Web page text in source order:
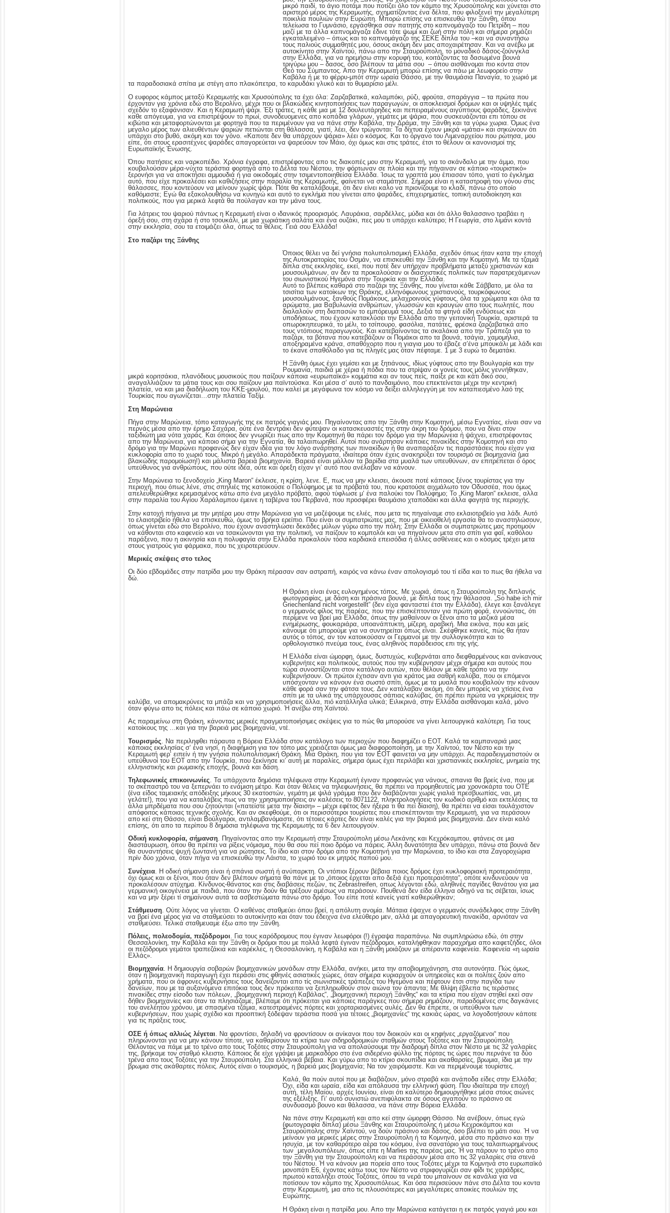
μικρό παιδί, το άγιο ποτάμι που ποτίζει όλο τον κάμπο της Χρυσούπολης και χύνεται στο
αριστερό μέρος της Κεραμωτής, σχηματίζοντας ένα δέλτα, που φιλοξενεί την μεγαλύτερη
ποικιλία πουλιών στην Ευρώπη. Μπορώ επίσης να επισκευθώ την Ξάνθη, όπου
τελείωσα το Γυμνάσιο, εργάσθηκα σαν πατητής στο καπνομάγαζο του Πετρίδη – που
μαζί με τα άλλα καπνομάγαζα έδινε τότε ψωμί και ζωή στην πόλη και σήμερα ρημάζει
εγκαταλειμένο – όπως και το καπνομάγαζο της ΣΕΚΕ δίπλα του –και να συναντήσω
τους παλιούς συμμαθητές μου, όσους ακόμη δεν μας αποχαιρέτησαν. Και να ανέβω με
αυτοκίνητο στην Χαϊντού, πάνω απο την Σταυρούπολη, το μοναδικό δάσος-ζούνγκλα
στην Ελλάδα, για να ηρεμήσω στην κορυφή του, κοιτάζοντας τα δασωμένα βουνά
τριγύρω μου – δασος, όσο βλέπουν τα μάτια σου – όπου αισθάνομαι πιο κοντα στον
Θεό του Σύμπαντος. Απο την Κεραμωτή μπορώ επίσης να πάω με λεωφορείο στην
Καβάλα ή με το φέρρυ-μπότ στην ωραία Θάσσο, με την θαυμάσια Παναγία, το χωριό με
τα παραδοσιακά σπίτια με στέγη απο πλακόπετρα, το καρυδάκι γλυκό και το θυμαρίσιο μέλι.
Ο ευφορος κάμπος μεταξύ Κεραμωτής και Χρυσούπολης τα έχει όλα: Ζαρζαβατικά, καλαμπόκι, ρύζι, φρούτα, σπαράγγια – τα πρώτα που
έρχονταν για χρόνια εδώ στο Βερολίνο, μέχρι που οι βλακώδεις κινητοποιήσεις των παραγωγών, οι αποκλεισμοί δρόμων και οι υψηλές τιμές
σχεδόν το εξαφάνισαν. Και η Κεραμωτή ψάρι. Έξι τράτες, η κάθε μια με 12 δουλευτάρηδες και πεπειραμένους αιγύπτιους ψαράδες, ξεκινάνε
καθε απόγευμα, για να επιστρέψουν το πρωί, συνοδευομενες απο κοπάδια γλάρων, γεμάτες με ψάρια, που συσκευάζονται επι τόπου σε
κιβώτια και μεταφορτώνονται με φορτηγά που τα περιμένουν για να πάνε στην Καβάλα, την Δράμα, την Ξάνθη και τα γύρω χωρια. Όμως ένα
μεγαλο μέρος των αλιευθέντων ψαριών πετιώνται στη θάλασσα, γιατί, λέει, δεν τρώγονται: Τα δίχτυα έχουν μικρά «μάτια» και σηκώνουν ότι
υπάρχει στο βυθό, ακόμη και τον γόνο. «Καποτε δεν θα υπάρχουν ψάρια» λέει ο κόσμος. Και το όργανο του Λιμεναρχείου που ρώτησα, μου
είπε, ότι στους ερασιτέχνες ψαράδες απαγορεύεται να ψαρεύουν τον Μάιο, όχι όμως και στις τράτες, έτσι το θέλουν οι κανονισμοί της
Ευρωπαϊκής Ένωσης.
Όπου πατήσεις και ναρκοπέδιο. Χρόνια έγραφα, επιστρέφοντας απο τις διακοπές μου στην Κεραμωτή, για το σκάνδαλο με την άμμο, που
κουβαλούσαν μέρα-νύχτα τεράστια φορτηγά απο το Δέλτα του Νέστου, την φόρτωναν σε πλοία και την πήγαιναν σε κάποιο «τουριστικό»
ξερονήσι για να αποκτήσει αμμουδιά ή για οικοδομές στην τσιμεντοποιηθείσα Ελλάδα. Ίσως τα γραπτά μου έπιασαν τόπο, γιατί το έγκλημα
αυτό, που είχε προκαλέσει και καθιζήσεις στην παραλία της Κεραμωτής, φαίνεται να σταμάτησε. Σήμερα είναι η καταστροφή του γόνου στις
θάλασσες, που κοντεύουν να μείνουν χωρίς ψάρι. Πότε θα καταλάβουμε, ότι δεν είνει καλο να πριονίζουμε το κλαδί, πάνω στο οποίο
καθόμαστε; Εγώ θα εξακολουθήσω να κυνηγώ και αυτό το εγκλήμα που γίνεται απο ψαράδες, επιχειρηματίες, τοπική αυτοδιοίκηση και
πολιτικούς, που για μερικά λεφτά θα πούλαγαν και την μάνα τους.
Για λάτρεις του ψαριού πάντως η Κεραμωτή είναι ο ιδανικός προορισμός. Λαυράκια, σαρδέλλες, μύδια και ότι άλλο θαλασσινο τραβάει η
όρεξή σου, στη σχάρα ή στο τσουκάλι, με μια χωριάτικη σαλάτα και ένα ουζάκι, πες μου τι υπάρχει καλύτερο; Η Γεωργία, στο λιμάνι κοντά
στην εκκλησία, σου τα ετοιμάζει όλα, όπως τα θέλεις. Γειά σου Ελλάδα!
Στο παζάρι της Ξάνθης
Όποιος θέλει να δεί γνήσια πολυπολιτισμική Ελλάδα, σχεδόν όπως ήταν κατα την εποχή
της Αυτοκρατορίας του Οσμάν, να επισκευθεί την Ξάνθη και την Κομοτηνή. Με τα τζαμιά
δίπλα στις εκκλησίες, εκεί, που ποτέ δεν υπήρχαν προβλήματα μεταξύ χριστιανών και
μουσουλμάνων, αν δεν τα προκαλούσαν οι διασχιστικές πολιτικές των παρατρεχάμενων
του σιωνιστικού Ηγεμόνα στην Τουρκία και την Ελλάδα.
Αυτό το βλέπεις καθαρά στο παζάρι της Ξάνθης, που γίνεται κάθε Σάββατο, με όλα τα
τσισίτια των κατοίκων της Θράκης, ελληνόφωνους χριστιανούς, τουρκόφωνους
μουσουλμάνους, ξανθούς Πομάκους, μελαχροινούς γύφτους, όλα τα χρώματα και όλα τα
αρώματα, μια Βαβυλωνία ανθρώπων, γλωσσών και κραυγών απο τους πωλητές, που
διαλαλούν στη διαπασών το εμπόρευμά τους. Δεξιά τα φτηνά είδη ενδύσεως και
υποδήσεως, που έχουν κατακλύσει την Ελλάδα απο την γειτονική Τουρκία, αριστερά τα
οπωροκηπευρικά, το μέλι, το τσίπουρο, φασόλια, πατάτες, φρέσκα ζαρζαβατικά απο
τους ντόπιους παραγωγούς. Και κατεβαίνοντας τα σκαλάκια απο την Τράπεζα για το
παζάρι, τα βότανα που κατεβάζουν οι Πομάκοι απο τα βουνά, τσάγια, χαμομήλια,
αποξηραμένα κράνα, σπαθόχορτο που η γιαγια μου το έβαζε σ’ένα μπουκάλι με λάδι και
το έκανε σπαθόλαδο για τις πληγές μας όταν πέφταμε. 1 με 3 ευρώ το δεματάκι.
Η Ξάνθη όμως έχει γεμίσει και με ξητιάνους, ιδίως γύφτους απο την Βουλγαρία και την
Ρουμανία, παιδιά με χέρια ή πόδια που τα στρίψαν οι γονείς τους μόλις γεννήθηκαν,
μικρά κοριτσάκια, πλανόδιους μουσικούς που παίζουν κάποια «ευρωπαϊκά» κομμάτια και αν τους πείς, παίξε ρε και κάτι δικό σου,
αναγαλλιάζουν τα μάτια τους και σου παίζουν μια παϊντούσκα. Και μέσα σ’ αυτό το πανδαιμόνιο, που επεκτείνεται μέχρι την κεντρική
πλατεία, να και μια διαδήλωση του ΚΚΕ-μουλού, που καλεί με μεγάφωνα τον κόσμο να δείξει αλληλεγγύη με τον καταπιεσμένο λαό της
Τουρκίας που αγωνίζεται…στην πλατεία Ταξίμ.
Στη Μαρώνεια
Πήγα στην Μαρώνεια, τόπο καταγωγής της εκ πατρός γιαγιάς μου. Πηγαίνοντας απο την Ξάνθη στην Κομοτηνή, μέσω Εγνατίας, είναι σαν να
περνάς μέσα απο την έρημο Σαχάρα, ούτε ένα δεντράκι δεν φύτεψαν οι κατασκευαστές της στην άκρη του δρόμου, που να δίνει στον
ταξιδιώτη μια νότα χαράς. Και όποιος δεν γνωρίζει πως απο την Κομοτηνή θα πάρει τον δρόμο για την Μαρώνεια ή ψάχνει, επιστρέφοντας
απο την Μαρώνεια, για κάποιο σήμα για την Εγνατία, θα ταλαιπωρηθεί. Αυτοί που ανάρτησαν κάποιες πινακίδες στην Κομοτηνή και στο
δρόμο για την Μαρώνει προφανώς δεν είχαν ιδέα για τον λόγο ανάρτησης των πινακίδων ή θα αναπαράξαν τις παραστάσεις που είχαν για
κυκλοφορία απο το χωριό τους. Μικρό ή μεγάλο. Απαράδεκτα πράγματα, ιδιαίτερα όταν έχεις ανακηρύξει τον τουρισμό σε βιομηχανία (μια
βλακώδης παρομοίωση!) και μάλιστα βαρειά βιομηχανία. Βαρειά είναι μάλλον τα βαρίδια στα μυαλά των υπευθύνων, αν επιτρέπεται ό όρος
υπεύθυνος για ανθρώπους, που ούτε ιδέα, ούτε και όρεξη είχαν γι’ αυτό που ανέλαβαν να κάνουν.
Στην Μαρώνεια το ξενοδοχείο „King Maron“ έκλεισε, η κρίση, λενε. Ε, πως να μην κλεισει, άκουσε ποτέ κάποιος ξένος τουρίστας για την
περιοχή, που όπως λένε, στις σπηλιές της κατοικούσε ο Πολύφημος με τα πρόβατά του, που κρατούσε αιχμάλωτο τον Οδυσσέα, που όμως
απελευθερώθηκε κρεμασμένος κάτω απο ένα μεγάλο πρόβατο, αφού τύφλωσε μ‘ ένα παλούκι τον Πολύφημο; Το „King Maron“ εκλεισε, αλλα
στην παραλία του Αγίου Χαράλαμπου έμεινε η ταβέρνα του Περβανά, που προσφέρει θαυμάσιο χταποδάκι και άλλα φαγητά της περιοχής.
Στην κατοχή πήγαινα με την μητέρα μου στην Μαρώνεια για να μαζέψουμε τις ελιές, που μετα τις πηγαίναμε στο εκλαιοτριβείο για λάδι. Αυτό
το ελαιοτριβείο ήθελα να επισκευθώ, όμως το βρήκα ερείπιο. Που είναι οι συμπατριώτες μας, που με οικειοθελή εργασία θα το αναστηλώσουν,
όπως γίνεται εδώ στο Βερολίνο, που έχουν αναστηλώσει δεκάδες μύλων γύρω απο την πόλη; Στην Ελλάδα οι συμπατριώτες μας προτιμούν
να κάθονται στο καφενείο και να τσακώνονται για την πολιτική, να παίζουν το κομπολόι και να πηγαίνουν μετα στο σπίτι για φαΐ, καθόλου
παράξενο, που η ακινησία και η πολυφαγία στην Ελλάδα προκαλούν τόσα καρδιακά επεισόδια ή άλλες ασθένειες και ο κόσμος τρέχει μετα
στους γιατρούς για φάρμακα, που τις χειροτερεύουν.
Μερικές σκέψεις στο τελος
Οι δύο εβδομάδες στην πατρίδα μου την Θράκη πέρασαν σαν αστραπή, καιρός να κάνω έναν απολογισμό του τί είδα και το πως θα ήθελα να
δώ.
Η Θράκη είναι ένας ευλογημένος τόπος. Με χωριά, όπως η Σταυρούπολη της διπλανής
φωτογραφίας, με δάση και πράσινα βουνά, με δίπλα τους την θάλασσα. „So habe ich mir
Griechenland nicht vorgestellt“ (δεν είχα φανταστεί έτσι την Ελλάδα), έλεγε και ξανάλεγε
ο γερμανός φίλος της παρέας, που την επισκέπτονταν για πρώτη φορά, εννοώντας, ότι
περίμενε να βρεί μια Ελλάδα, όπως την μαθαίνουν οι ξένοι απο τα μαζικά μέσα
ενημέρωσης, φουκαριάρα, υποανάπτυκτη, μίζερη, αραβική. Μια εικόνα, που και μείς
κάνουμε ότι μπορούμε για να συντηρείται όπως είναι. Σκέφθηκε κανείς, πώς θα ήταν
αυτός ο τόπος, αν τον κατοικούσαν οι Γερμανοί με την συλλογικότητα και το
ορθολογιστικό πνεύμα τους, ένας αληθινός παράδεισος επι της γής.
Η Ελλάδα είναι ώμορφη, όμως, δυστυχώς, κυβερνάται απο διεφθαρμένους και ανίκανους
κυβερνήτες και πολιτικούς, αυτούς που την κυβέρνησαν μέχρι σήμερα και αυτούς που
τώρα συνοστίζονται στον κατάλογο αυτών, που θέλουν με κάθε τρόπο να την
κυβερνήσουν. Οι πρώτοι έχτισαν αντι για κράτος μια σαθρή καλύβα, που οι επόμενοι
υπόσχονταν να κάνουν ένα σωστό σπίτι, όμως με τα μυαλά που κουβαλούν την κάνουν
κάθε φορά σαν την φάτσα τους. Δεν κατάλαβαν ακόμη, ότι δεν μπορείς να χτίσεις ένα
σπίτι με τα υλικά της υπάρχουσας σάπιας καλύβας, ότι πρέπει πρώτα να γκρεμίσεις την
καλύβα, να απομακρύνεις τα μπάζα και να χρησιμοποιήσεις άλλα, πιό κατάλληλα υλικά; Ειλικρινά, στην Ελλάδα αισθάνομαι καλά, μόνο
όταν φύγω απο τις πόλεις και πάω σε κάποιο χωριό. Ή ανέβω στη Χαϊντού.
Ας παραμείνω στη Θράκη, κάνοντας μερικές πραγματοποιήσιμες σκέψεις για το πώς θα μπορούσε να γίνει λειτουργικά καλύτερη. Για τους
κατοίκους της …και για την βαρειά μας βιομηχανία, ντέ.
Τουρισμός . Να περιληφθει πάραυτα η Βόρεια Ελλάδα στον κατάλογο των περιοχών που διαφημίζει ο ΕΟΤ. Καλά τα καμπαναριά μιας
κάποιας εκκλησίας σ‘ ένα νησί, η διαφήμιση για τον τόπο μας χρειάζεται όμως μια διαφοροποίηση, με την Χαϊντού, τον Νέστο και την
Κεραμωτή φερ‘ ειπείν ή την γνήσια πολυπολιτισμική Θράκη. Μια Θράκη, που για τον ΕΟΤ φαινεται να μην υπάρχει. Ας παραδειγματιστούν οι
υπεύθυνοί του ΕΟΤ απο την Τουρκία, που ξεκίνησε κι’ αυτή με παραλίες, σήμερα όμως έχει περιλάβει και χριστιανικές εκκλησίες, μνημεία της
ελληνιστικής και ρωμαικής εποχής, βουνά και δάση.
Τηλεφωνικές επικοινωνίες . Τα υπάρχοντα δημόσια τηλέφωνα στην Κεραμωτή έγιναν προφανώς για νάνους, σπανια θα βρείς ένα, που με
το σκέπαστρό του να ξεπερνάει το ενάμιση μέτρο. Και όταν θέλεις να τηλεφωνήσεις, θα πρέπει να προμηθευτείς μια χρονοκάρτα του ΟΤΕ
(ένα είδος ταμειακής απόδειξης μήκους 30 εκατοστών, γεμάτη με ψιλά γράμμα που δεν διαβάζονται χωρίς γιαλιά πρεσβυωπίας, ναι, μη
γελάτε!), που για να καταλάβεις πως να την χρησιμοποιήσεις αν καλέσεις το 8071122, πληκτρολογήσεις τον κωδικό αριθμό και εκτελέσεις τα
άλλα μπρδέματα που σου ζητούνται («πατείστε μετα την δίαιση» – μέχρι εφέτος δεν ήξερα τι θα πεί δίαιση), θα πρέπει να είσαι τουλάχιστον
απόφοιτος κάποιας τεχνικής σχολής. Και αν σκεφθούμε, ότι οι περισσότεροι τουρίστες που επισκέπτονται την Κεραμωτή, για να περάσουν
απο κεί στη Θάσσο, είναι Βούλγαροι, αντιλαμβανόμαστε, ότι τέτοιες κάρτες δεν είναι καλές για την βαρειά μας βιομηχανία. Δεν είναι καλό
επίσης, ότι απο τα περίπου 8 δημόσια τηλέφωνα της Κεραμωτής τα 6 δεν λειτουργούν.
Οδική κυκλοφορία, σήμανση. Πηγαίνοντας απο την Κεραμωτή στην Σταυρούπολη μέσω Λεκάνης και Κεχρόκαμπου, φτάνεις σε μια
διαστάυρωση, όπου θα πρέπει να ρίξεις νόμισμα, που θα σου πεί ποιο δρόμο να πάρεις. Άλλη δυνατότητα δεν υπάρχει, πάνω στα βουνά δεν
θα συναντήσεις ψυχή ζωντανή για να ρώτησεις. Το ίδιο και στον δρόμο απο την Κομοτηνή για την Μαρώνεια, το ίδιο και στα Ζαγοροχώρια
πρίν δύο χρόνια, όταν πήγα να επισκευθώ την Λάιστα, το χωριό του εκ μητρός παπού μου.
Συνέχεια . Η οδική σήμανση είναι ή σπάνια σωστή ή ανύπαρκτη. Οι ντόπιοι ξέρουν βέβαια ποιος δρόμος έχει κυκλοφοριακή προτεραιότητα,
όχι όμως και οι ξένοι, που όταν δεν βλέπουν σήματα θα πάνε με το „όποιος έρχεται απο δεξιά έχει προτεραιότητα“, οπότε κινδυνεύουν να
προκαλέσουν ατύχημα. Κίνδυνος-θάνατος και στις διαβάσεις πεζών, τις Zebrastreifen, οπως λέγονται εδώ, αληθινές παγίδες θανάτου για μια
γερμανική οικογένεια με παιδιά, που όταν την δούν θα τρέξουν αμέσως να περάσουν. Πουθενά δεν είδα έλληνα οδηγό να τις σέβεται, ίσως
και να μην ξέρει τί σημαίνουν αυτά τα ασβεστώματα πάνω στο δρόμο. Του είπε ποτέ κανείς γιατί καθιερώθηκαν;
Στάθμευση . Ούτε λόγος να γίνεται. Ο καθένας σταθμεύει όπου βρεί, η απόλυτη ανομία. Μάταια έψαχνε ο γερμανός συνάδελφος στην Ξάνθη
να βρεί ένα μέρος για να σταθμεύσει το αυτοκίνητο και όταν του έδειχνα ένα ελεύθερο μεν, αλλά με απαγορευτική πινακίδα, αρνιόταν να
σταθμεύσει. Τελικά σταθμευαμε έξω απο την Ξάνθη.
Πόλεις, πολεοδομία, πεζόδρομοι. Για τους καρόδρομους που έγιναν λεωφόροι (!) έγραψα παραπάνω. Να συμπληρώσω εδώ, ότι στην
Θεσσαλονίκη, την Καβάλα και την Ξάνθη οι δρόμοι που με πολλά λεφτά έγιναν πεζόδρομοι, καταλήφθηκαν παραχρήμα απο καφετζήδες, όλοι
οι πεζόδρομοι γεμάτοι τραπεζάκια και καρέκλες, η Θεσσαλονίκη, η Καβάλα και η Ξάνθη μοιάζουν με απέραντα καφενεία. Καφενεία «η ωραία
Ελλάς».
Βιομηχανία. Η δημιουργία σοβαρών βιομηχανικών μονάδων στην Ελλάδα, ανήκει, μετα την αποβιομηχάνηση, στα αυτονόητα. Πώς όμως,
όταν η βιομηχανική παραγωγή έχει περάσει στις φθηνές ασιατικές χώρες, όταν σήμερα κυριαρχούν οι υπηρεσίες και οι πολίτες ζούν απο
χρήματα, που οι άφρονες κυβερνήσεις τους δανείζονται απο τίς σιωνιστικές τράπεζες του Ηγεμόνα και πέφτουν έτσι στην παγίδα των
δανείων, που με τα αυξανόμενα επιτόκια τους δεν πρόκειται να ξεπληρωθούν στον αιώνα τον άπαντα; Με θλίψη έβλεπα τις τεράστιες
πινακίδες στην είσοδο των πόλεων, „βιομηχανική περιοχή Καβάλας“, „βιομηχανική περιοχή Ξάνθης“ και τα κτίρια που είχαν στηθεί εκεί σαν
δήθεν βιομηχανίες και όταν τα πλησιάζαμε, βλέπαμε ότι πρόκειται για κάποιες παράγκες που σήμερα ρημάζουν, παραδομένες στις δαγκάνες
του ανελέητου χρόνου, με σπασμένα τζάμια, κατεστραμένες πόρτες και χορταριασμένες αυλές. Δεν θα έπρεπε, οι υπεύθυνοι των
κυβερνήσεων, που χωρίς σχέδιο και προοπτική ξόδεψαν τεράστια ποσά για τέτοιες „βιομηχανίες“ της κακιάς ώρας, να λογοδοτήσουν κάποτε
για τις πράξεις τους.
ΟΣΕ ή όπως αλλιώς λέγεται . Να φροντίσει, δηλαδή να φροντίσουν οι ανίκανοι που τον διοικούν και οι κηφήνες „εργαζόμενοι“ που
πληρώνονται για να μην κάνουν τίποτε, να καθαρίσουν τα κτίρια των σιδηροδρομικών σταθμών στους Τοξότες και την Σταυρούπολη.
Θέλοντας να πάμε με το τρένο απο τους Τοξότες στην Σταυρούπολη για να απολαύσουμε την διαδρομή δίπλα στον Νέστο με τις 32 γαλαρίες
της, βρήκαμε τον σταθμό κλειστο. Κάποιος δε είχε γράψει με μαρκαδόρο στο ένα σιδερένιο φύλλο της πόρτας τις ώρες που περνάνε τα δύο
τρένα απο τους Τοξότες για την Σταυρούπολη. Στα ελληνικά βέβαια. Και γύρω απο το κτίριο σκουπίδια και ακαθαρσίες, βρωμια, ίδια με την
βρωμια στις ακάθαρτες πόλεις. Αυτός είναι ο τουρισμός, η βαρειά μας βιομηχανία; Να τον χαιρόμαστε. Και να περιμένουμε τουρίστες.
Καλά, θα πούν αυτοί που με διαβάζουν, μόνο στραβά και ανάποδα είδες στην Ελλάδα;
Όχι, είδα και ωραία, είδα και απόλαυσα την ελληνική φύση. Που ιδιαίτερα την εποχή
αυτή, τέλη Μαίου, αρχές Ιουνίου, είναι ότι καλύτερο δημιουργήθηκε μέσα στους αιώνες
της εξέλιξης. Γι‘ αυτό συνιστώ ανεπιφύλακτα σε όσους αγαπούν το πράσινο σε
συνδυασμό βουνο και θάλασσα, να πάνε στην Βόρεια Ελλάδα.
Να πάνε στην Κεραμωτή και απο κεί στην ώμορφη Θάσσο. Να ανέβουν, όπως εγώ
(φωτογραφία δίπλα) μέσω Ξάνθης και Σταυρούπολης ή μέσω Κεχροκάμπου και
Σταυρούπολης στην Χαϊντού, να δούν πράσινο και δάσος, όσο βλέπει το μάτι σου. Ή να
μείνουν για μερικές μέρες στην Σταυρούπολη ή τα Κομνηνά, μέσα στο πράσινο και την
ησυχία, με τον καθαρότερο αέρα του κόσμου, ένα σανατόριο για τους ταλαιπωρημένους
των μεγαλουπόλεων, όπως είπε η Marlies της παρέας μας. Ή να πάρουν το τρένο απο
την Ξάνθη για την Σταυρούπολη και να περάσουν μέσα απο τις 32 γαλαρίες στα στενά
του Νέστου. Ή να κάνουν μια πορεία απο τους Τοξότες μέχρι τα Κομνηνά στο ευρωπαϊκό
μονοπάτι Ε6, έχοντας κάτω τους τον Νέστο να στριφογυρίζει σαν φίδι τις χαράδρες,
πρωτού καταλήξει στούς Τοξότες, όπου τα νερά του μπαίνουν σε κανάλια για να
ποτίσουν τον κάμπο της Χρυσουπόλεως. Και όσα περισεύουν πάνε στο Δέλτα του κοντα
στην Κεραμωτή, μια απο τις πλουσιότερες και μεγαλύτερες αποικίες πουλιών της
Ευρώπης.
Η Θράκη είναι η πατρίδα μου. Απο την Μαρώνεια κατάγεται η εκ πατρός γιαγιά μου και